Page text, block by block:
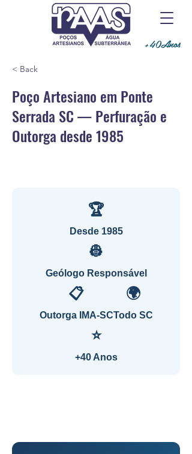
+40Anos
< Back
Poço Artesiano em Ponte
Serrada SC — Perfuração e
Outorga desde 1985
🏆
Desde 1985
👷
Geólogo Responsável
📋
Outorga IMA-SC
🌍
Todo SC
⭐
+40 Anos